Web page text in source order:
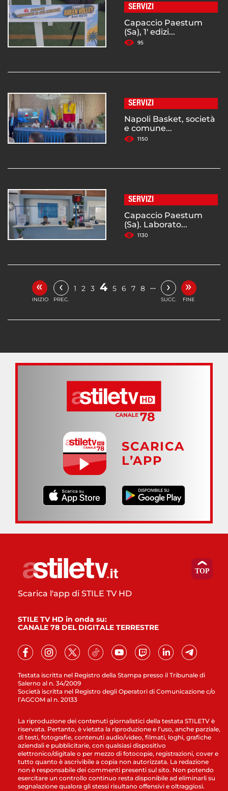
SERVIZI
Capaccio Paestum
(Sa), 1' edizi...
95
SERVIZI
Napoli Basket, società
e comune...
1150
SERVIZI
Capaccio Paestum
(Sa). Laborato...
1130
«
INIZIO
‹
PREC.
1 2 3 4 5 6 7 8 … ›
SUCC.
»
FINE
SCARICA
L’APP
Testata iscritta nel Registro della Stampa presso il Tribunale di
Salerno al n. 34/2009
Società iscritta nel Registro degli Operatori di Comunicazione c/o
l’AGCOM al n. 20133
Scarica l'app di STILE TV HD
STILE TV HD in onda su:
CANALE 78 DEL DIGITALE TERRESTRE
La riproduzione dei contenuti giornalistici della testata STILETV è
riservata. Pertanto, è vietata la riproduzione e l’uso, anche parziale,
di testi, fotografie, contenuti audio/video, filmati, loghi, grafiche
aziendali e pubblicitarie, con qualsiasi dispositivo
elettronico/digitale o per mezzo di fotocopie, registrazioni, cover e
tutto quanto è ascrivibile a copia non autorizzata. La redazione
non è responsabile dei commenti presenti sul sito. Non potendo
esercitare un controllo continuo resta disponibile ad eliminarli su
segnalazione qualora gli stessi risultano offensivi e oltraggiosi.